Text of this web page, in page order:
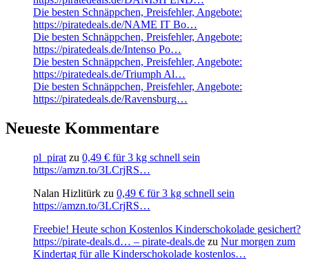
Die besten Schnäppchen, Preisfehler, Angebote:
https://piratedeals.de/NAME IT Bo…
Die besten Schnäppchen, Preisfehler, Angebote:
https://piratedeals.de/Intenso Po…
Die besten Schnäppchen, Preisfehler, Angebote:
https://piratedeals.de/Triumph Al…
Die besten Schnäppchen, Preisfehler, Angebote:
https://piratedeals.de/Ravensburg…
Neueste Kommentare
pl_pirat zu 0,49 € für 3 kg schnell sein
https://amzn.to/3LCrjRS…
Nalan Hizlitürk zu 0,49 € für 3 kg schnell sein
https://amzn.to/3LCrjRS…
Freebie! Heute schon Kostenlos Kinderschokolade gesichert?
https://pirate-deals.d… – pirate-deals.de zu Nur morgen zum
Kindertag für alle Kinderschokolade kostenlos…